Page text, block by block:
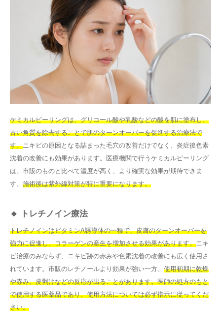
ケミカルピーリングは、グリコール酸や乳酸などの酸を肌に塗布し、
古い角質を除去することで肌のターンオーバーを促進する治療法で
す。ニキビの原因となる詰まった毛穴の改善だけでなく、炎症後色素
沈着の改善にも効果があります。医療機関で行うケミカルピーリング
は、市販のものと比べて濃度が高く、より確実な効果が期待できま
す。 施術後は紫外線対策が特に重要になります。
🔸 トレチノイン療法
トレチノインはビタミンA誘導体の一種で、皮膚のターンオーバーを
強力に促進し、コラーゲンの産生を増加させる効果があります。ニキ
ビ治療のみならず、ニキビ跡の赤みや色素沈着の改善にも広く使用さ
れています。市販のレチノールより効果が強い一方、 使用初期に乾燥
や赤み、皮剥けなどの反応が出ることがあります。医師の処方のもと
で使用する医薬品であり、使用方法については必ず指示に従ってくだ
さい。